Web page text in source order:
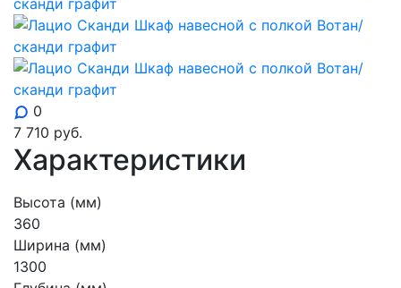
0
7 710 руб.
Характеристики
Высота (мм)
360
Ширина (мм)
1300